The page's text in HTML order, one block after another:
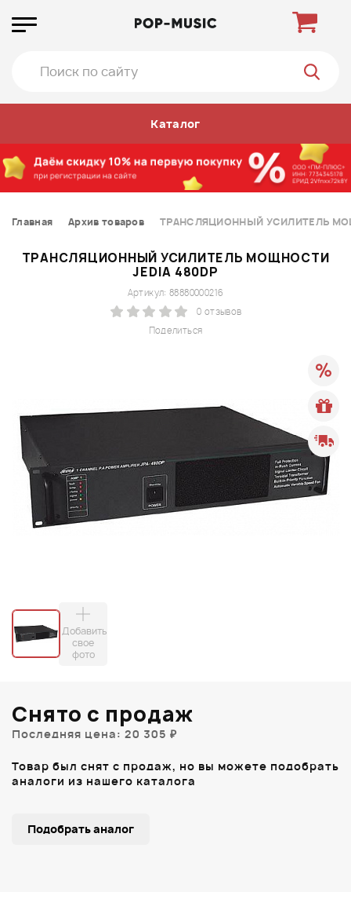
Каталог
Главная Архив товаров ТРАНСЛЯЦИОННЫЙ УСИЛИТЕЛЬ
ТРАНСЛЯЦИОННЫЙ УСИЛИТЕЛЬ МОЩНОСТИ
JEDIA 480DP
Поделиться
Артикул: 88880000216
0 отзывов
Добавить
свое
фото
Снято с продаж
Последняя цена: 20 305 ₽
Товар был снят с продаж, но вы можете подобрать
аналоги из нашего каталога
Подобрать аналог